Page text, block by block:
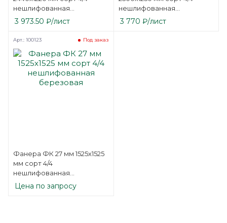
нешлифованная
березовая
3 973.50 ₽/лист
нешлифованная
березовая
3 770 ₽/лист
Фанера ФК 27 мм 1525х1525
мм сорт 4/4
нешлифованная
березовая
Под заказ
Арт.: 100123
Цена по запросу